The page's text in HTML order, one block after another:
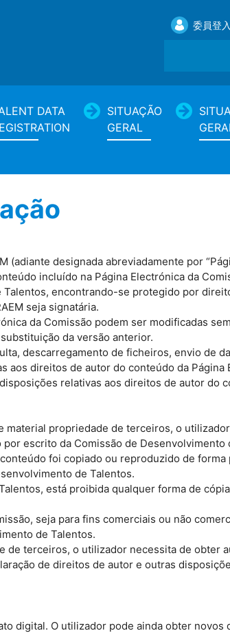
委員登入
DATA
SITUAÇÃO
GERAL
designada abreviadamente por
incluído na Página Electrónica da
encontrando-se protegido por
seja signatária.
da Comissão podem ser modificadas
da versão anterior.
descarregamento de ficheiros, envio de
direitos de autor do conteúdo da Página
relativas aos direitos de autor do
material propriedade de terceiros, o
escrito da Comissão de
foi copiado ou reproduzido de
de Talentos.
está proibida qualquer forma de
seja para fins comerciais ou não
de Talentos.
terceiros, o utilizador necessita de obter
de direitos de autor e outras
digital. O utilizador pode ainda obter